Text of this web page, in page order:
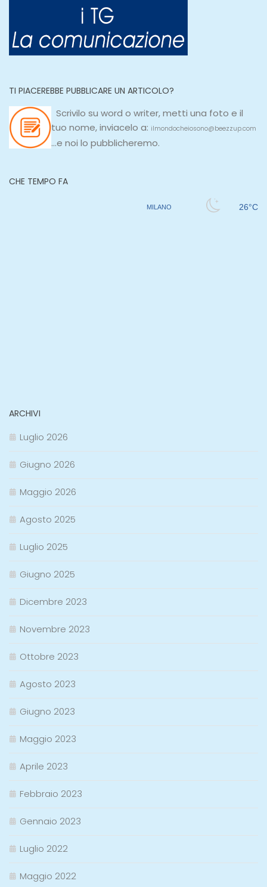
TI PIACEREBBE PUBBLICARE UN ARTICOLO?
Scrivilo su word o writer, metti una foto e il
tuo nome, inviacelo a: ilmondocheiosono@beezzup.com
...e noi lo pubblicheremo.
CHE TEMPO FA
ARCHIVI
Luglio 2026
Giugno 2026
Maggio 2026
Agosto 2025
Luglio 2025
Giugno 2025
Dicembre 2023
Novembre 2023
Ottobre 2023
Agosto 2023
Giugno 2023
Maggio 2023
Aprile 2023
Febbraio 2023
Gennaio 2023
Luglio 2022
Maggio 2022